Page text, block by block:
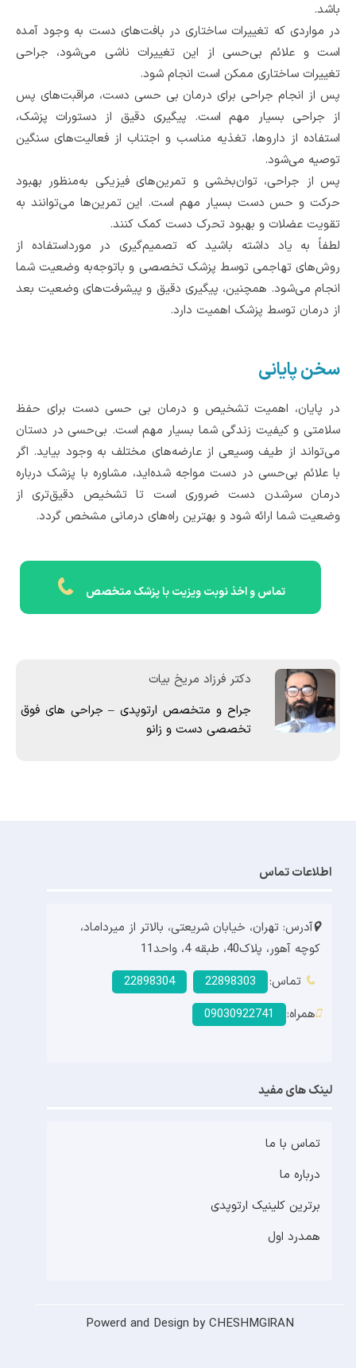
باشد.
در مواردی که تغییرات ساختاری در بافت‌های دست به وجود آمده
است و علائم بی‌حسی از این تغییرات ناشی می‌شود، جراحی
تغییرات ساختاری ممکن است انجام شود.
پس از انجام جراحی برای درمان بی حسی دست، مراقبت‌های پس
از جراحی بسیار مهم است. پیگیری دقیق از دستورات پزشک،
استفاده از داروها، تغذیه مناسب و اجتناب از فعالیت‌های سنگین
توصیه می‌شود.
پس از جراحی، توان‌بخشی و تمرین‌های فیزیکی به‌منظور بهبود
حرکت و حس دست بسیار مهم است. این تمرین‌ها می‌توانند به
تقویت عضلات و بهبود تحرک دست کمک کنند.
لطفاً به یاد داشته باشید که تصمیم‌گیری در مورداستفاده از
روش‌های تهاجمی توسط پزشک تخصصی و باتوجه‌به وضعیت شما
انجام می‌شود. همچنین، پیگیری دقیق و پیشرفت‌های وضعیت بعد
از درمان توسط پزشک اهمیت دارد.
سخن پایانی
در پایان، اهمیت تشخیص و درمان بی حسی دست برای حفظ
سلامتی و کیفیت زندگی شما بسیار مهم است. بی‌حسی در دستان
می‌تواند از طیف وسیعی از عارضه‌های مختلف به وجود بیاید. اگر
با علائم بی‌حسی در دست مواجه شده‌اید، مشاوره با پزشک درباره
درمان سرشدن دست ضروری است تا تشخیص دقیق‌تری از
وضعیت شما ارائه شود و بهترین راه‌های درمانی مشخص گردد.
تماس و اخذ نوبت ویزیت با پزشک متخصص
دکتر فرزاد مریخ بیات
جراح و متخصص ارتوپدی – جراحی های فوق
تخصصی دست و زانو
اطلاعات تماس
آدرس: تهران، خیابان شریعتی، بالاتر از میرداماد،
کوچه آهور، پلاک40، طبقه 4، واحد11
تماس:
22898303
22898304
همراه:
09030922741
لینک های مفید
تماس با ما
درباره ما
برترین کلینیک ارتوپدی
همدرد اول
Powerd and Design by CHESHMGIRAN